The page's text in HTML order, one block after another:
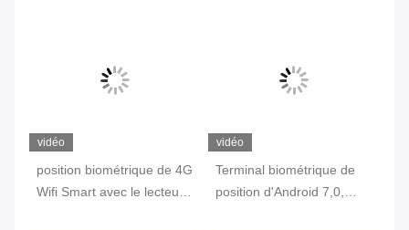
vidéo
position biométrique de 4G
Wifi Smart avec le lecteur
vidéo
Terminal biométrique de
position d'Android 7,0,